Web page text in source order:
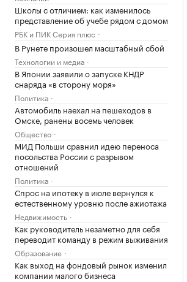
Школы с отличием: как изменилось
представление об учебе рядом с домом
РБК и ПИК Серия плюс
В Рунете произошел масштабный сбой
Технологии и медиа
В Японии заявили о запуске КНДР
снаряда «в сторону моря»
Политика
Автомобиль наехал на пешеходов в
Омске, ранены восемь человек
Общество
МИД Польши сравнил идею переноса
посольства России с разрывом
отношений
Политика
Спрос на ипотеку в июле вернулся к
естественному уровню после ажиотажа
Недвижимость
Как руководитель незаметно для себя
переводит команду в режим выживания
Образование
Как выход на фондовый рынок изменил
компании малого бизнеса